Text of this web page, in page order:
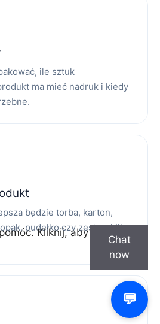
ile sztuk
ma mieć nadruk i kiedy
będzie torba, karton,
pudełko czy zestaw kilku
Kliknij, aby
Chat
now